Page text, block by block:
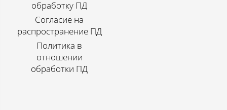
обработку ПД
Согласие на
распространение ПД
Политика в
отношении
обработки ПД